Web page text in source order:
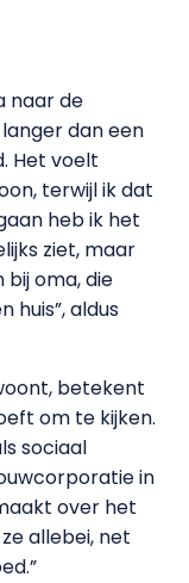
naar de
dan een
Het voelt
terwijl ik dat
heb ik het
ziet, maar
bij oma, die
huis”, aldus
betekent
om te kijken.
sociaal
in
over het
allebei, net